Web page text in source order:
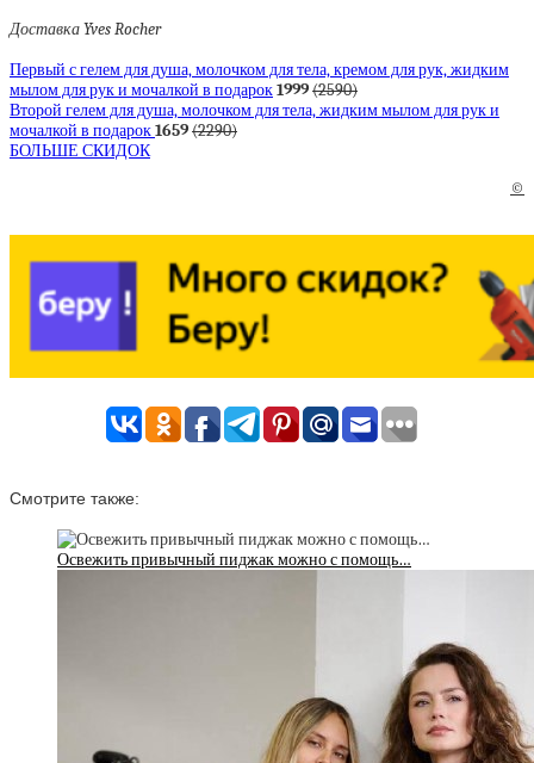
Доставка Yves Rocher
Первый с гелем для душа, молочком для тела, кремом для рук, жидким
мылом для рук и мочалкой в подарок1999(2590)
Второй гелем для душа, молочком для тела, жидким мылом для рук и
мочалкой в подарок1659(2290)
БОЛЬШЕ СКИДОК
©
Смотрите также:
Освежить привычный пиджак можно с помощь…